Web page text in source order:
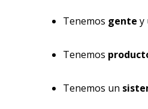
Tenemos gente y
Tenemos
Tenemos un